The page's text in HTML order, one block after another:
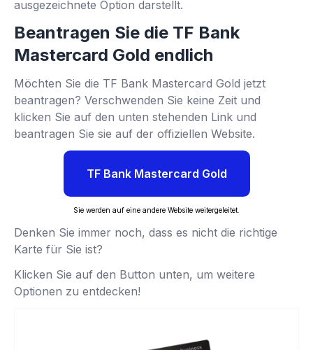
ausgezeichnete Option darstellt.
Beantragen Sie die TF Bank
Mastercard Gold endlich
Möchten Sie die TF Bank Mastercard Gold jetzt
beantragen? Verschwenden Sie keine Zeit und
klicken Sie auf den unten stehenden Link und
beantragen Sie sie auf der offiziellen Website.
TF Bank Mastercard Gold
Sie werden auf eine andere Website weitergeleitet.
Denken Sie immer noch, dass es nicht die richtige
Karte für Sie ist?
Klicken Sie auf den Button unten, um weitere
Optionen zu entdecken!